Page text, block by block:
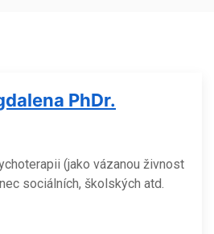
PhDr.
(jako vázanou živnost
sociálních, školských atd.